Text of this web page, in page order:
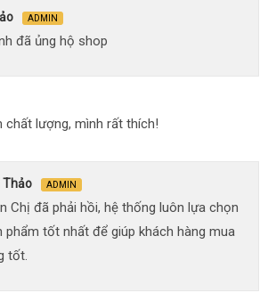
ADMIN
đã ủng hộ shop
chất lượng, mình rất thích!
Thảo ADMIN
Chị đã phải hồi, hệ thống luôn lựa chọn
phẩm tốt nhất để giúp khách hàng mua
tốt.